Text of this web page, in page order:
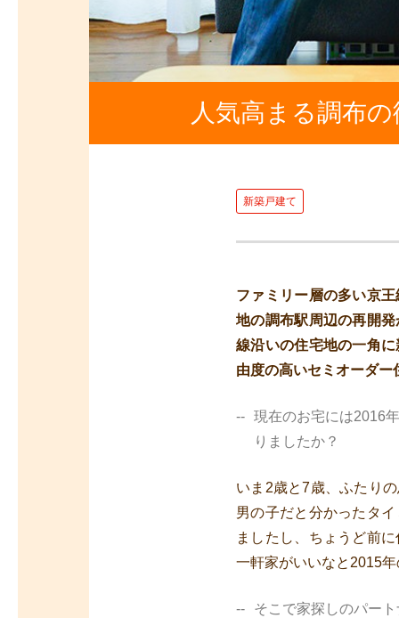
人気高まる調布
新築戸建て
ファミリー層の多い京
地の調布駅周辺の再開
線沿いの住宅地の一角
由度の高いセミオーダ
現在のお宅には2016
りましたか？
いま2歳と7歳、ふたり
男の子だと分かったタ
ましたし、ちょうど前
一軒家がいいなと2015
そこで家探しのパー